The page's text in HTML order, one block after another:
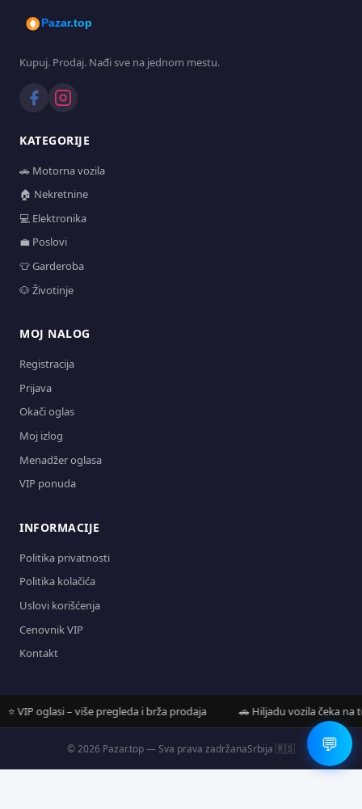
Pazar.top
Kupuj. Prodaj. Nađi sve na jednom mestu.
KATEGORIJE
🚗 Motorna vozila
🏠 Nekretnine
💻 Elektronika
💼 Poslovi
👕 Garderoba
🐶 Životinje
MOJ NALOG
Registracija
Prijava
Okači oglas
Moj izlog
Menadžer oglasa
VIP ponuda
INFORMACIJE
Politika privatnosti
Politika kolačića
Uslovi korišćenja
Cenovnik VIP
Kontakt
VIP oglasi – više pregleda i brža prodaja 🚗 Hiljadu vozila čeka na tebe
© 2026 Pazar.top — Sva prava zadržanaSrbija 🇷🇸 💬